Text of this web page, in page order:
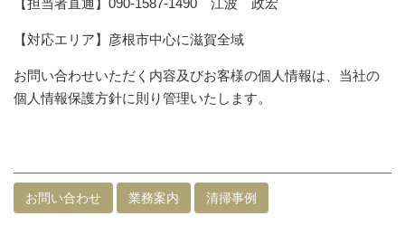
【担当者直通】090-1587-1490 江波 政宏
【対応エリア】彦根市中心に滋賀全域
お問い合わせいただく内容及びお客様の個人情報は、当社の
個人情報保護方針に則り管理いたします。
お問い合わせ 業務案内 清掃事例